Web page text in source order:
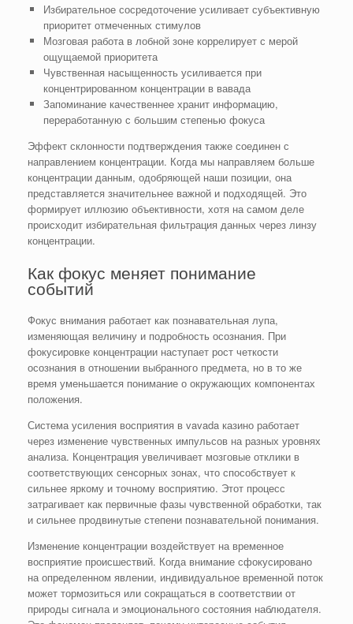
Избирательное сосредоточение усиливает субъективную
приоритет отмеченных стимулов
Мозговая работа в лобной зоне коррелирует с мерой
ощущаемой приоритета
Чувственная насыщенность усиливается при
концентрированном концентрации в вавада
Запоминание качественнее хранит информацию,
переработанную с большим степенью фокуса
Эффект склонности подтверждения также соединен с
направлением концентрации. Когда мы направляем больше
концентрации данным, одобряющей наши позиции, она
представляется значительнее важной и подходящей. Это
формирует иллюзию объективности, хотя на самом деле
происходит избирательная фильтрация данных через линзу
концентрации.
Как фокус меняет понимание
событий
Фокус внимания работает как познавательная лупа,
изменяющая величину и подробность осознания. При
фокусировке концентрации наступает рост четкости
осознания в отношении выбранного предмета, но в то же
время уменьшается понимание о окружающих компонентах
положения.
Система усиления восприятия в vavada казино работает
через изменение чувственных импульсов на разных уровнях
анализа. Концентрация увеличивает мозговые отклики в
соответствующих сенсорных зонах, что способствует к
сильнее яркому и точному восприятию. Этот процесс
затрагивает как первичные фазы чувственной обработки, так
и сильнее продвинутые степени познавательной понимания.
Изменение концентрации воздействует на временное
восприятие происшествий. Когда внимание сфокусировано
на определенном явлении, индивидуальное временной поток
может тормозиться или сокращаться в соответствии от
природы сигнала и эмоционального состояния наблюдателя.